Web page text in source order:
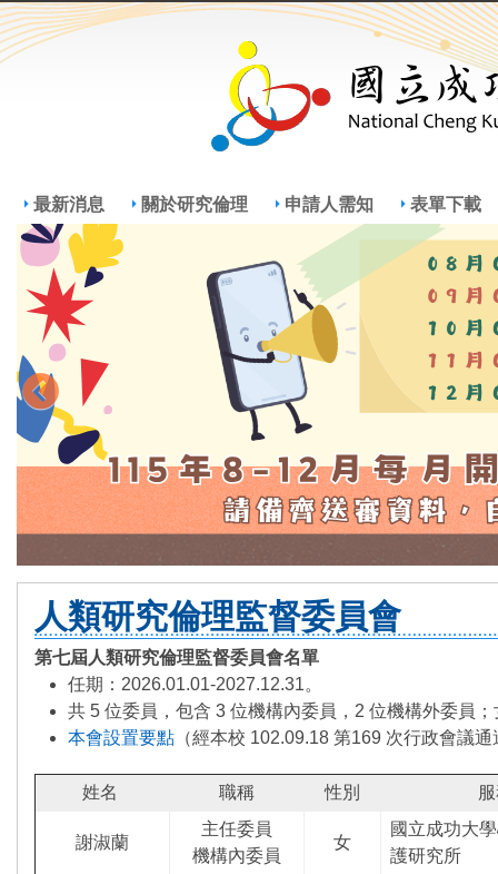
最新消息 關於研究倫理 申請人需知 表單下載
人類研究倫理監督委員會
第七屆人類研究倫理監督委員會名單
任期：2026.01.01-2027.12.31。
共 5 位委員，包含 3 位機構內委員，2 位機構外委員
本會設置要點 （經本校 102.09.18 第169 次行政會議通
姓名 職稱 性別
謝淑蘭
主任委員
機構內委員
女
國立成功大
護研究所